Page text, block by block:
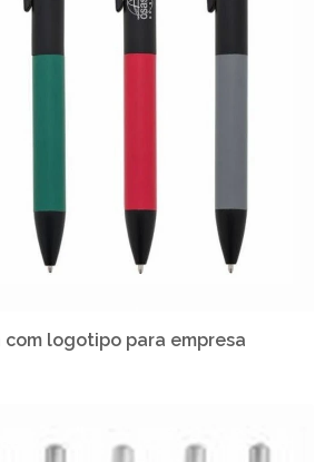
logotipo para empresa